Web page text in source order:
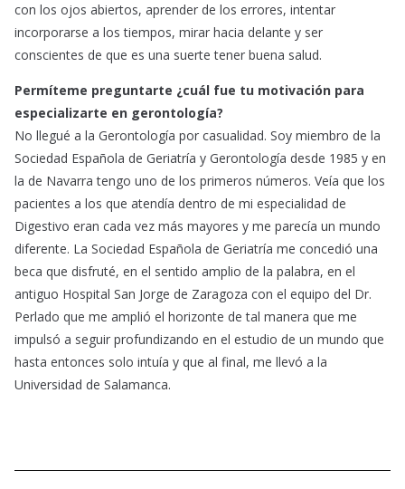
con los ojos abiertos, aprender de los errores, intentar
incorporarse a los tiempos, mirar hacia delante y ser
conscientes de que es una suerte tener buena salud.
Permíteme preguntarte ¿cuál fue tu motivación para
especializarte en gerontología?
No llegué a la Gerontología por casualidad. Soy miembro de la
Sociedad Española de Geriatría y Gerontología desde 1985 y en
la de Navarra tengo uno de los primeros números. Veía que los
pacientes a los que atendía dentro de mi especialidad de
Digestivo eran cada vez más mayores y me parecía un mundo
diferente. La Sociedad Española de Geriatría me concedió una
beca que disfruté, en el sentido amplio de la palabra, en el
antiguo Hospital San Jorge de Zaragoza con el equipo del Dr.
Perlado que me amplió el horizonte de tal manera que me
impulsó a seguir profundizando en el estudio de un mundo que
hasta entonces solo intuía y que al final, me llevó a la
Universidad de Salamanca.